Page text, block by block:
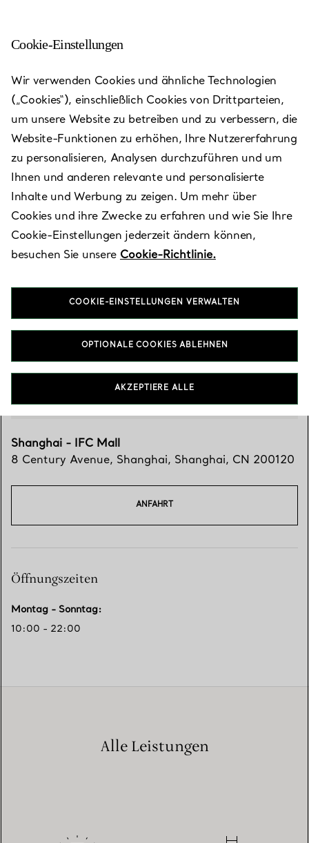
Shanghai - IFC Mall
Heute bis 22:00 geöffnet
Verfügbare Leistungen
8 Century Avenue, Shanghai , Shanghai,CN 200120
Besuchen Sie uns
Shanghai - IFC Mall
8 Century Avenue, Shanghai, Shanghai, CN 200120
ANFAHRT
Öffnungszeiten
Montag - Sonntag:
10:00 - 22:00
Alle Leistungen
Cookie-Einstellungen
Wir verwenden Cookies und ähnliche Technologien
(„Cookies“), einschließlich Cookies von Drittparteien,
um unsere Website zu betreiben und zu verbessern, die
Website-Funktionen zu erhöhen, Ihre Nutzererfahrung
zu personalisieren, Analysen durchzuführen und um
Ihnen und anderen relevante und personalisierte
Inhalte und Werbung zu zeigen. Um mehr über
Cookies und ihre Zwecke zu erfahren und wie Sie Ihre
Cookie-Einstellungen jederzeit ändern können,
besuchen Sie unsere Cookie-Richtlinie.
COOKIE-EINSTELLUNGEN VERWALTEN
OPTIONALE COOKIES ABLEHNEN
AKZEPTIERE ALLE